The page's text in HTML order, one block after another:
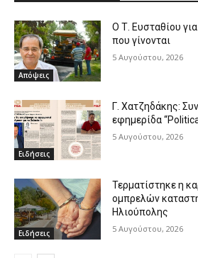
Απόψεις
Ο Τ. Ευσταθίου
που γίνονται
5 Αυγούστου, 2026
Ειδήσεις
Γ. Χατζηδάκης:
εφημερίδα
5 Αυγούστου, 2026
Ειδήσεις
Τερματίστηκε η
ομπρελών
Ηλιούπολης
5 Αυγούστου, 2026